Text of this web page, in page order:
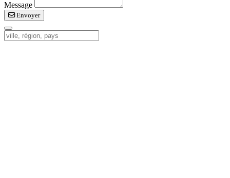
Message
Envoyer